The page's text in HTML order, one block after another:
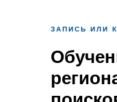
ЗАПИСЬ ИЛИ